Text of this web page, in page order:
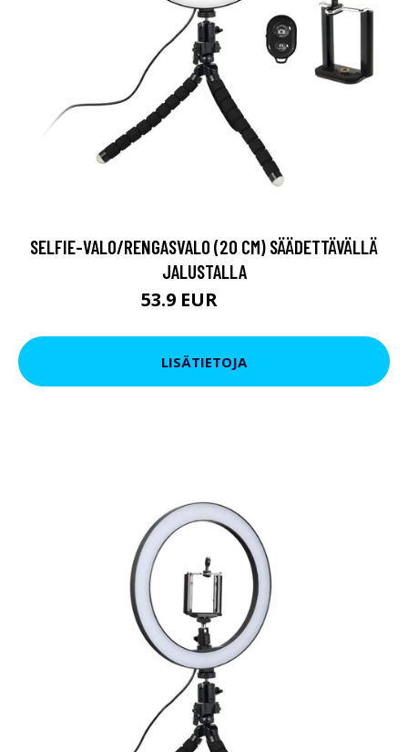
SELFIE-VALO/RENGASVALO (20 CM) SÄÄDETTÄVÄLLÄ
JALUSTALLA
53.9 EUR
LISÄTIETOJA